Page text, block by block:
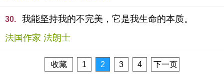
30.
我能坚持我的不完美，它是我生命的本质。
法国作家 法朗士
收藏 1 2 3 4 下一页